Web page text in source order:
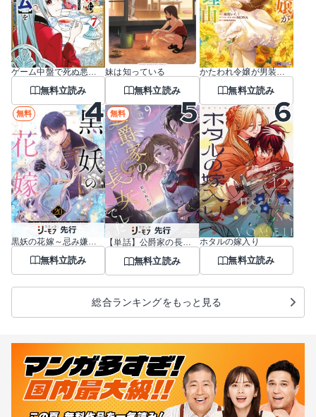
無料立読み
妹は知っている
無料立読み 無料立読み
無料
無料立読み
無料
【単話】公爵家の長女でした
無料立読み
ホタルの嫁入り
無料立読み
総合ランキングをもっと見る